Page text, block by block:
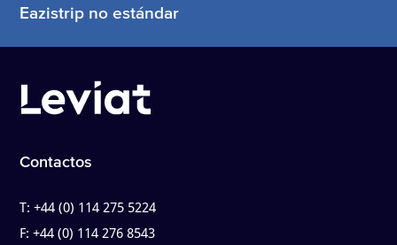
Eazistrip no estándar
Contactos
T:+44 (0) 114 275 5224
F:+44 (0) 114 276 8543